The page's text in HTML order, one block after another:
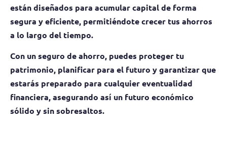
están diseñados para acumular capital de forma
segura y eficiente, permitiéndote crecer tus ahorros
a lo largo del tiempo.
Con unseguro de ahorro, puedes proteger tu
patrimonio, planificar para el futuro y garantizar que
estarás preparado para cualquier eventualidad
financiera, asegurando así un futuro económico
sólido y sin sobresaltos.